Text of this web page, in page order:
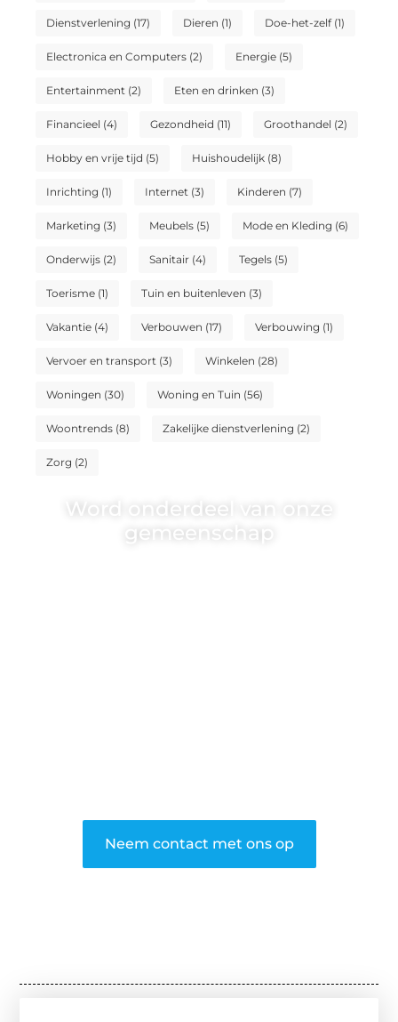
Dienstverlening (17) Dieren (1) Doe-het-zelf(1)
Electronica en Computers(2) Energie(5)
Entertainment(2) Eten en drinken (3)
Financieel (4) Gezondheid (11) Groothandel (2)
Hobby en vrije tijd (5) Huishoudelijk(8)
Inrichting (1) Internet(3) Kinderen (7)
Marketing (3) Meubels(5) Mode en Kleding (6)
Onderwijs(2) Sanitair(4) Tegels(5)
Toerisme(1) Tuin en buitenleven (3)
Vakantie(4) Verbouwen (17) Verbouwing (1)
Vervoer en transport(3) Winkelen (28)
Woningen (30) Woning en Tuin (56)
Woontrends(8) Zakelijke dienstverlening (2)
Zorg (2)
Word onderdeel van onze
gemeenschap
Neem contact met ons op